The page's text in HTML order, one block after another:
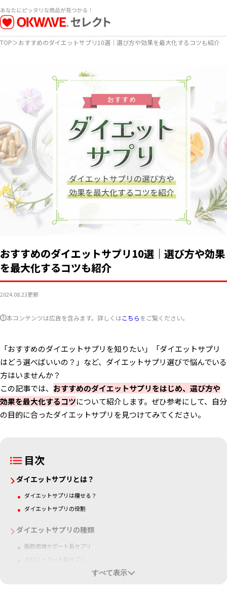
TOP＞おすすめのダイエットサプリ10選｜選び方や効果を最大化するコツも紹介
おすすめのダイエットサプリ10選｜選び方や効果
を最大化するコツも紹介
2024.08.23更新
本コンテンツは広告を含みます。詳しくはこちらをご覧ください。
「おすすめのダイエットサプリを知りたい」「ダイエットサプリ
はどう選べばいいの？」など、ダイエットサプリ選びで悩んでいる
方はいませんか？
この記事では、 おすすめのダイエットサプリをはじめ、選び方や
効果を最大化するコツについて紹介します。ぜひ参考にして、自分
の目的に合ったダイエットサプリを見つけてみてください。
目次
ダイエットサプリとは？
ダイエットサプリは痩せる？
ダイエットサプリの役割
ダイエットサプリの種類
脂肪燃焼サポート系サプリ
すべて表示